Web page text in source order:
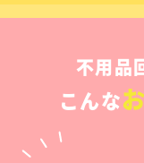
不用品
こんな